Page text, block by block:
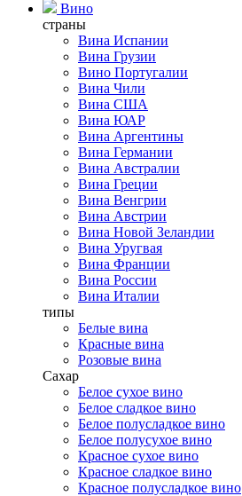
Вино
страны
Вина Испании
Вина Грузии
Вино Португалии
Вина Чили
Вина США
Вина ЮАР
Вина Аргентины
Вина Германии
Вина Австралии
Вина Греции
Вина Венгрии
Вина Австрии
Вина Новой Зеландии
Вина Уругвая
Вина Франции
Вина России
Вина Италии
типы
Белые вина
Красные вина
Розовые вина
Сахар
Белое сухое вино
Белое сладкое вино
Белое полусладкое вино
Белое полусухое вино
Красное сухое вино
Красное сладкое вино
Красное полусладкое вино